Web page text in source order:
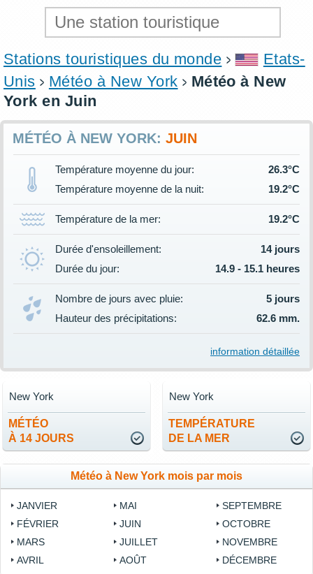
Stations touristiques du monde
Etats-
Unis
Météo à New York
Météo à New
York en Juin
MÉTÉO À NEW YORK: JUIN
Température moyenne du jour:
26.3°C
Température moyenne de la nuit:
19.2°C
Température de la mer: 19.2°C
Durée d'ensoleillement:
14 jours
Durée du jour:
14.9 - 15.1 heures
Nombre de jours avec pluie:
5 jours
Hauteur des précipitations:
62.6 mm.
information détaillée
MÉTÉO
À 14 JOURS
New York
TEMPÉRATURE
DE LA MER
New York
Météo à New York mois par mois
JANVIER
FÉVRIER
MARS
AVRIL
MAI
JUIN
JUILLET
AOÛT
SEPTEMBRE
OCTOBRE
NOVEMBRE
DÉCEMBRE